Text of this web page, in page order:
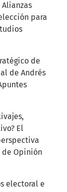
Alianzas
para
de
de Andrés
El
de Opinión
electoral e